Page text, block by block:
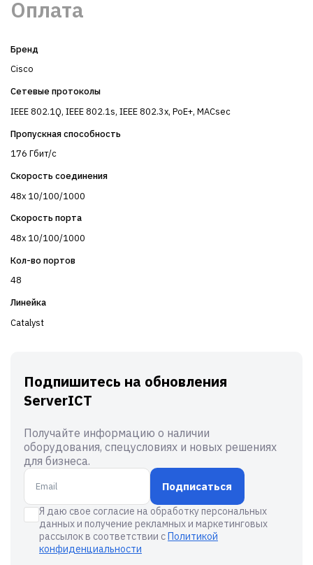
Оплата
Бренд
Cisco
Сетевые протоколы
IEEE 802.1Q, IEEE 802.1s, IEEE 802.3x, PoE+, MACsec
Пропускная способность
176 Гбит/с
Скорость соединения
48x 10/100/1000
Скорость порта
48x 10/100/1000
Кол-во портов
48
Линейка
Catalyst
Подпишитесь на обновления
ServerICT
Получайте информацию о наличии
оборудования, спецусловиях и новых решениях
для бизнеса.
Подписаться
Я даю свое согласие на обработку персональных
данных и получение рекламных и маркетинговых
рассылок в соответствии сПолитикой
конфиденциальности